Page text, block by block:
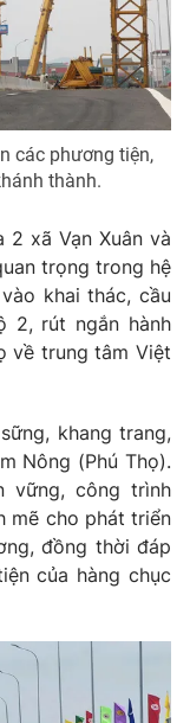
các phương tiện,
thành.
xã Vạn Xuân và
trọng trong hệ
khai thác, cầu
2, rút ngắn hành
về trung tâm Việt
khang trang,
Nông (Phú Thọ).
vững, công trình
mẽ cho phát triển
đồng thời đáp
của hàng chục